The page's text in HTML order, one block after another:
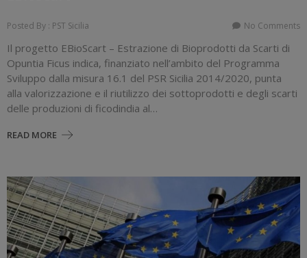
Posted By : PST Sicilia No Comments
Il progetto EBioScart – Estrazione di Bioprodotti da Scarti di
Opuntia Ficus indica, finanziato nell’ambito del Programma
Sviluppo dalla misura 16.1 del PSR Sicilia 2014/2020, punta
alla valorizzazione e il riutilizzo dei sottoprodotti e degli scarti
delle produzioni di ficodindia al…
READ MORE